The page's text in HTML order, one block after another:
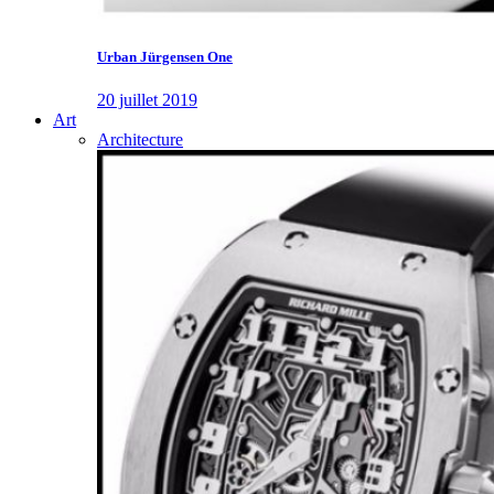
Urban Jürgensen One
20 juillet 2019
Art
Architecture